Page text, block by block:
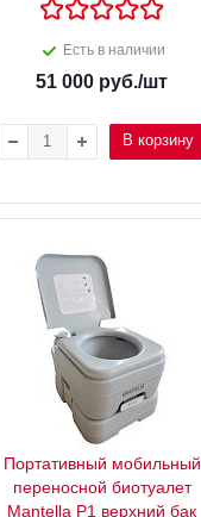
Есть в наличии
51 000 руб./шт
В корзину
Портативный мобильный
переносной биотуалет
Mantella P1 верхний бак